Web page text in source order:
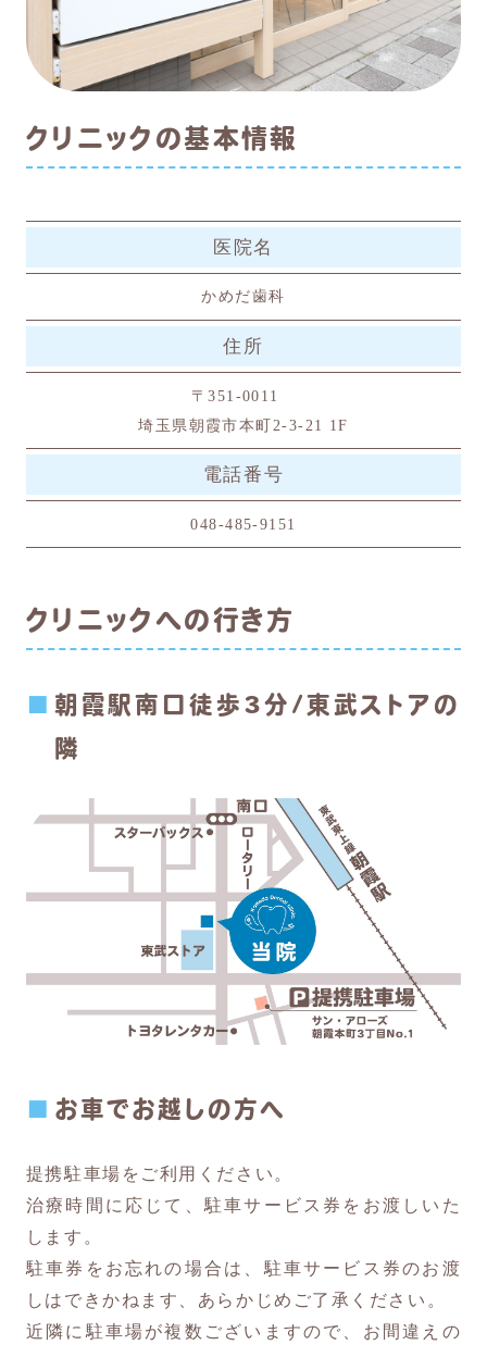
クリニックの基本情報
医院名
かめだ歯科
住所
〒351-0011
埼玉県朝霞市本町2-3-21 1F
電話番号
048-485-9151
クリニックへの行き方
朝霞駅南口徒歩3分/東武ストアの
隣
お車でお越しの方へ
提携駐車場をご利用ください。
治療時間に応じて、駐車サービス券をお渡しいた
します。
駐車券をお忘れの場合は、駐車サービス券のお渡
しはできかねます、あらかじめご了承ください。
近隣に駐車場が複数ございますので、お間違えの